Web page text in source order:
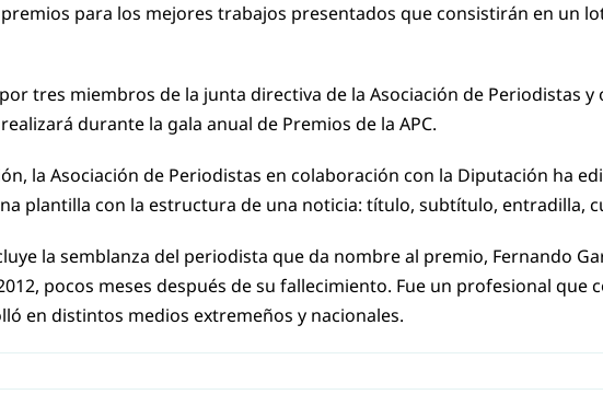
para los mejores trabajos presentados que consistirán en un
tres miembros de la junta directiva de la Asociación de Periodistas
durante la gala anual de Premios de la APC.
la Asociación de Periodistas en colaboración con la Diputación ha
plantilla con la estructura de una noticia: título, subtítulo, entradilla,
la semblanza del periodista que da nombre al premio, Fernando
pocos meses después de su fallecimiento. Fue un profesional
en distintos medios extremeños y nacionales.